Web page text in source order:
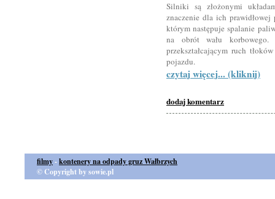
Silniki są złożonymi
znaczenie dla ich
którym następuje spalanie
na obrót wału korbowego.
przekształcającym ruch
pojazdu.
czytaj więcej... (kliknij)
dodaj komentarz
filmy-kontenery na odpady gruz Wałbrzych
© Copyright by sowie.pl